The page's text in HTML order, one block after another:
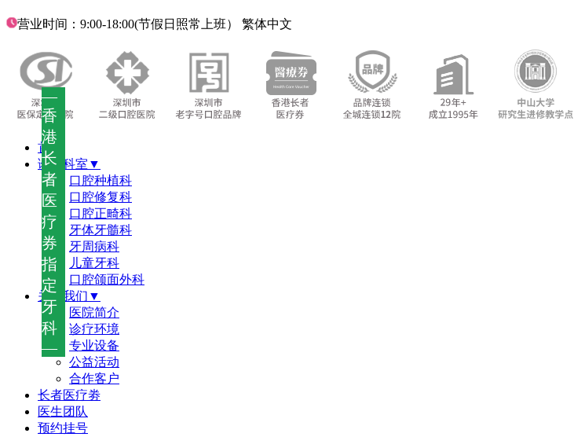
—
香
港
长
者
医
疗
券
指
定
牙
科
—
营业时间：9:00-18:00(节假日照常上班） 繁体中文
首页
诊疗科室▼
口腔种植科
口腔修复科
口腔正畸科
牙体牙髓科
牙周病科
儿童牙科
口腔颌面外科
关于我们▼
医院简介
诊疗环境
专业设备
公益活动
合作客户
长者医疗劵
医生团队
预约挂号